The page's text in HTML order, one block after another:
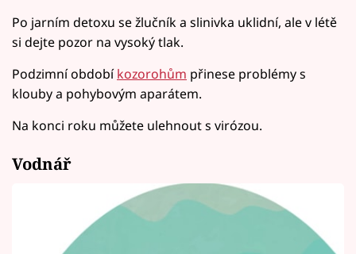
Po jarním detoxu se žlučník a slinivka uklidní, ale v létě
si dejte pozor na vysoký tlak.
Podzimní obdobíkozorohům přinese problémy s
klouby a pohybovým aparátem.
Na konci roku můžete ulehnout s virózou.
Vodnář